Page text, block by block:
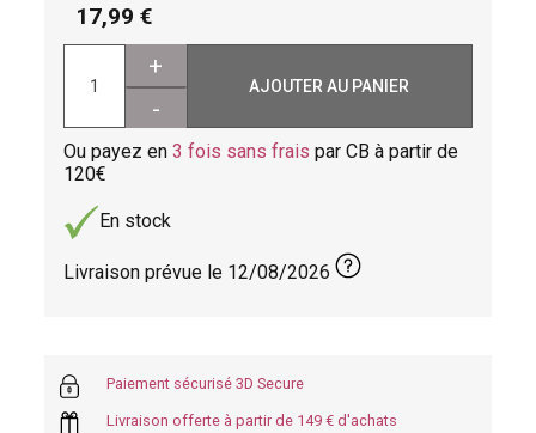
17,99
+
-
AJOUTER AU PANIER
Ou payez en3 fois sans frais par CB à partir de
120
En stock
Livraison prévue le 12/08/2026
Paiement sécurisé 3D Secure
Livraison offerte à partir de 149 € d'achats